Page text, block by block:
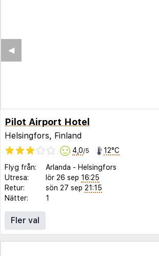
◀︎
Pilot Airport Hotel
Helsingfors, Finland
4,0/5 12°C
Flyg från: Arlanda - Helsingfors
Utresa:
lör 26 sep 16:25
Retur:
sön 27 sep 21:15
Nätter:
1
Fler val